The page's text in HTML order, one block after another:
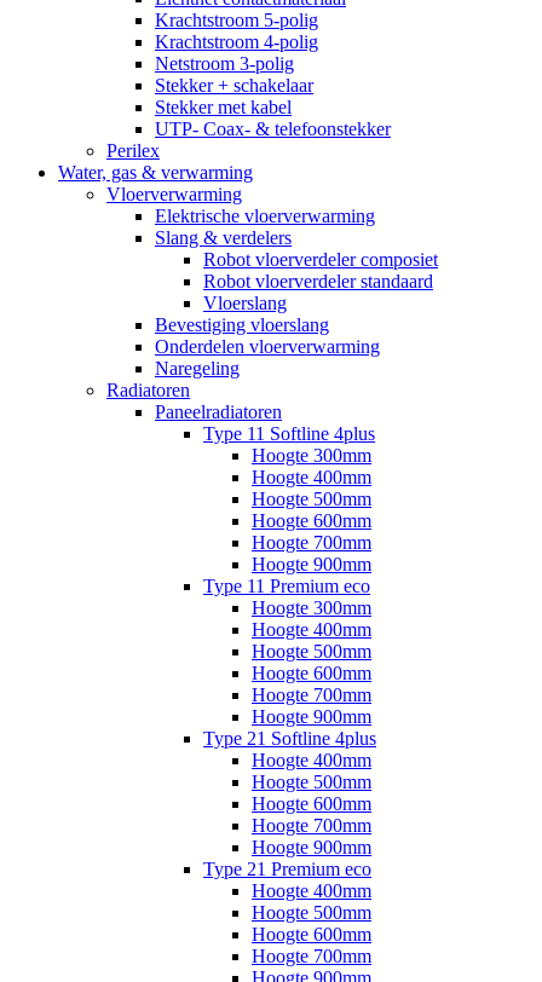
Krachtstroom 5-polig
Krachtstroom 4-polig
Netstroom 3-polig
Stekker + schakelaar
Stekker met kabel
UTP- Coax- & telefoonstekker
Perilex
Water, gas & verwarming
Vloerverwarming
Elektrische vloerverwarming
Slang & verdelers
Robot vloerverdeler composiet
Robot vloerverdeler standaard
Vloerslang
Bevestiging vloerslang
Onderdelen vloerverwarming
Naregeling
Radiatoren
Paneelradiatoren
Type 11 Softline 4plus
Hoogte 300mm
Hoogte 400mm
Hoogte 500mm
Hoogte 600mm
Hoogte 700mm
Hoogte 900mm
Type 11 Premium eco
Hoogte 300mm
Hoogte 400mm
Hoogte 500mm
Hoogte 600mm
Hoogte 700mm
Hoogte 900mm
Type 21 Softline 4plus
Hoogte 400mm
Hoogte 500mm
Hoogte 600mm
Hoogte 700mm
Hoogte 900mm
Type 21 Premium eco
Hoogte 400mm
Hoogte 500mm
Hoogte 600mm
Hoogte 700mm
Hoogte 900mm